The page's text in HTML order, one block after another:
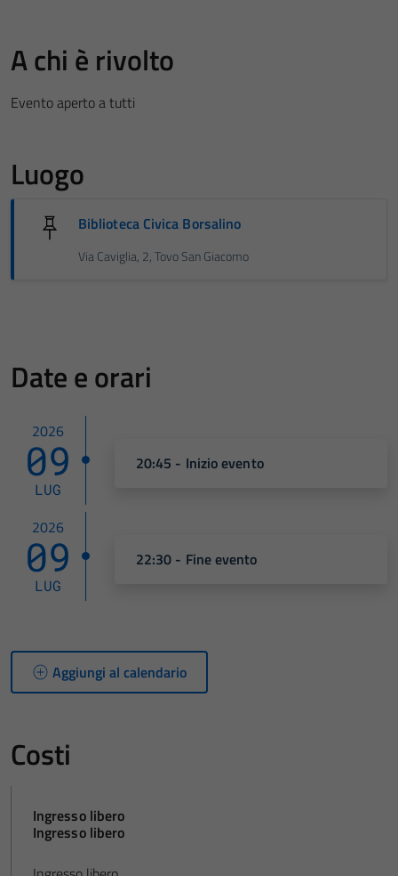
A chi è rivolto
Evento aperto a tutti
Luogo
Biblioteca Civica Borsalino
Via Caviglia, 2, Tovo San Giacomo
Date e orari
2026
09
LUG
20:45 - Inizio evento
2026
09
LUG
22:30 - Fine evento
Aggiungi al calendario
Costi
Ingresso libero
Ingresso libero